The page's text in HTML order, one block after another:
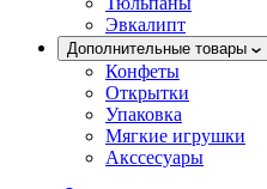
Эвкалипт
Дополнительные товары
Конфеты
Открытки
Упаковка
Мягкие игрушки
Акссесуары